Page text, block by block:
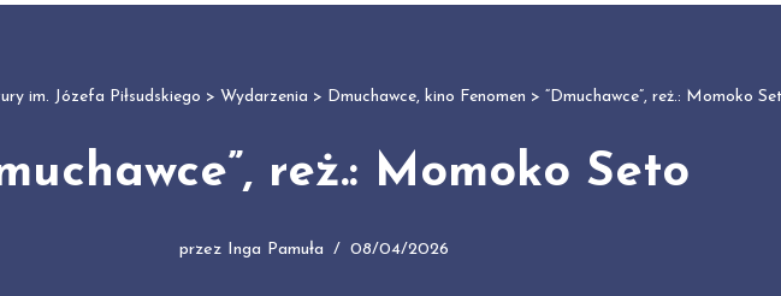
im. Józefa Piłsudskiego > Wydarzenia > Dmuchawce, kino Fenomen > “Dmuchawce”, reż.: Momoko
reż.: Momoko Seto
przez Inga Pamuła 08/04/2026